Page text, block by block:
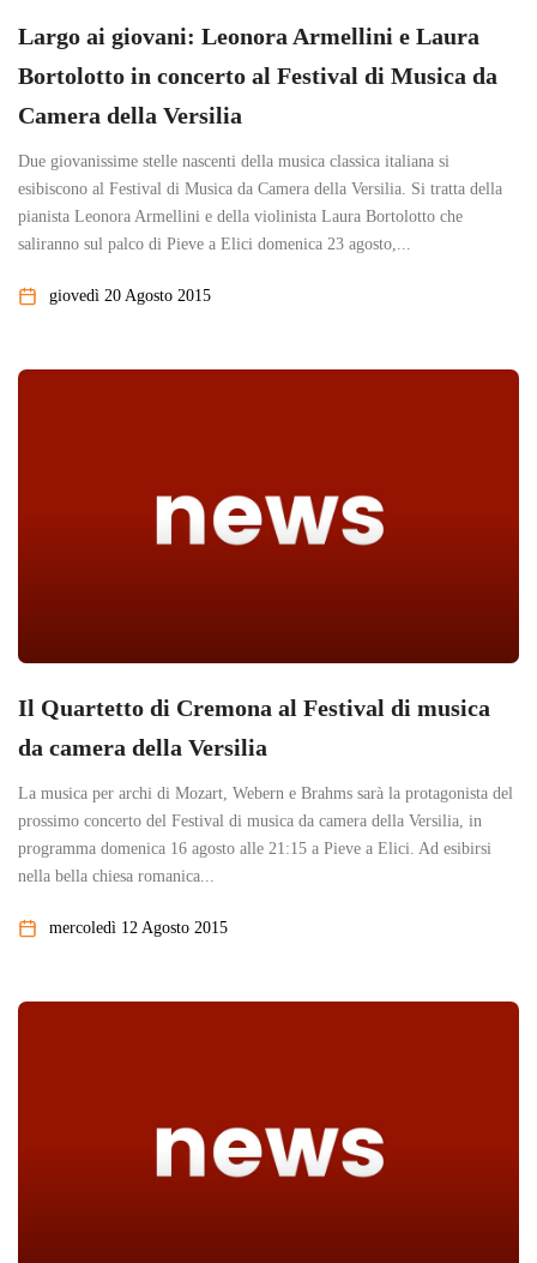
Largo ai giovani: Leonora Armellini e Laura
Bortolotto in concerto al Festival di Musica da
Camera della Versilia
Due giovanissime stelle nascenti della musica classica italiana si
esibiscono al Festival di Musica da Camera della Versilia. Si tratta della
pianista Leonora Armellini e della violinista Laura Bortolotto che
saliranno sul palco di Pieve a Elici domenica 23 agosto,...
giovedì 20 Agosto 2015
Il Quartetto di Cremona al Festival di musica
da camera della Versilia
La musica per archi di Mozart, Webern e Brahms sarà la protagonista del
prossimo concerto del Festival di musica da camera della Versilia, in
programma domenica 16 agosto alle 21:15 a Pieve a Elici. Ad esibirsi
nella bella chiesa romanica...
mercoledì 12 Agosto 2015